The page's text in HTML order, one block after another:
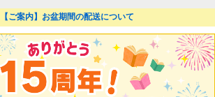
【ご案内】お盆期間の配送について